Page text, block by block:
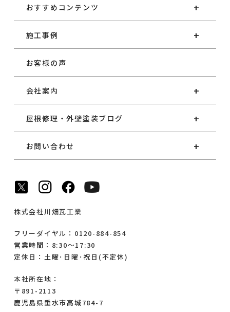
おすすめコンテンツ
施工事例
お客様の声
会社案内
屋根修理・外壁塗装ブログ
お問い合わせ
株式会社川畑瓦工業
フリーダイヤル：0120-884-854
営業時間：8:30～17:30
定休日：土曜･日曜･祝日(不定休)
本社所在地：
〒891-2113
鹿児島県垂水市高城784-7